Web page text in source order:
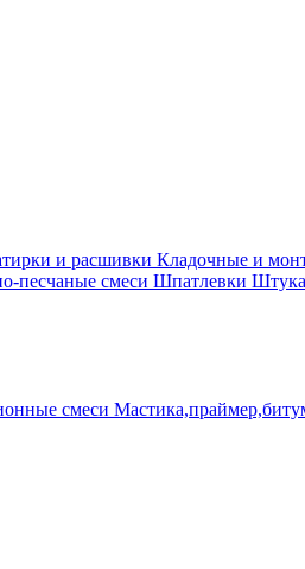
и расшивки Кладочные и
песчаные смеси Шпатлевки
смеси